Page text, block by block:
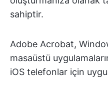
sahiptir.
Adobe Acrobat,
masaüstü
iOS telefonlar için